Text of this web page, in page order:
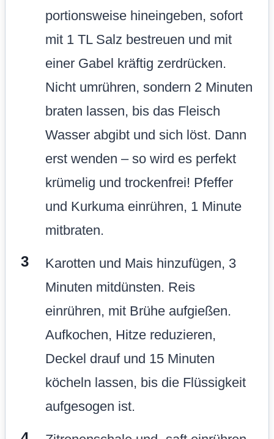
portionsweise hineingeben, sofort
mit 1 TL Salz bestreuen und mit
einer Gabel kräftig zerdrücken.
Nicht umrühren, sondern 2 Minuten
braten lassen, bis das Fleisch
Wasser abgibt und sich löst. Dann
erst wenden – so wird es perfekt
krümelig und trockenfrei! Pfeffer
und Kurkuma einrühren, 1 Minute
mitbraten.
Karotten und Mais hinzufügen, 3
Minuten mitdünsten. Reis
einrühren, mit Brühe aufgießen.
Aufkochen, Hitze reduzieren,
Deckel drauf und 15 Minuten
köcheln lassen, bis die Flüssigkeit
aufgesogen ist.